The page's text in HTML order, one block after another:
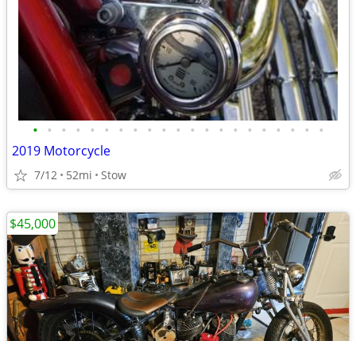
• • • • • • • • • • • • • • • • • • • • •
2019 Motorcycle
7/12 52mi Stow
$45,000